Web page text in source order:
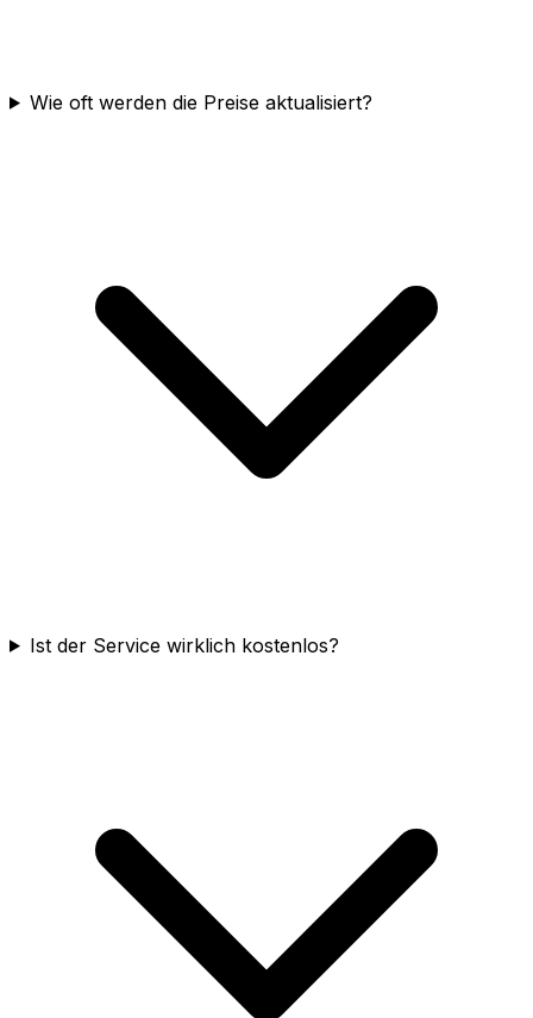
Wie oft werden die Preise aktualisiert?
Ist der Service wirklich kostenlos?